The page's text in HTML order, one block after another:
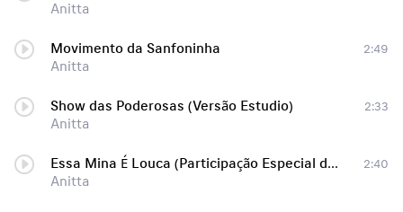
Anitta
Movimento da Sanfoninha
Anitta
2:49
Show das Poderosas (Versão Estudio)
Anitta
2:33
Essa Mina É Louca (Participação Especial de Jhama)
Anitta
2:40